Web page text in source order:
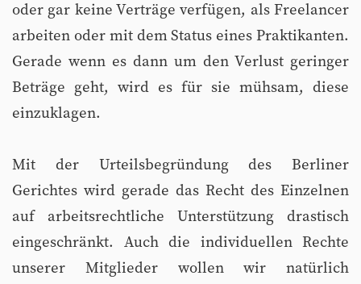
oder gar keine Verträge verfügen, als Freelancer
arbeiten oder mit dem Status eines Praktikanten.
Gerade wenn es dann um den Verlust geringer
Beträge geht, wird es für sie mühsam, diese
einzuklagen.
Mit der Urteilsbegründung des Berliner
Gerichtes wird gerade das Recht des Einzelnen
auf arbeitsrechtliche Unterstützung drastisch
eingeschränkt. Auch die individuellen Rechte
unserer Mitglieder wollen wir natürlich